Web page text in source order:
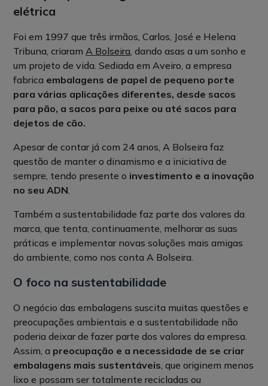
elétrica
Foi em 1997 que três irmãos, Carlos, José e Helena
Tribuna, criaramA Bolseira, dando asas a um sonho e
um projeto de vida. Sediada em Aveiro, a empresa
fabrica embalagens de papel de pequeno porte
para várias aplicações diferentes, desde sacos
para pão, a sacos para peixe ou até sacos para
dejetos de cão.
Apesar de contar já com 24 anos, A Bolseira faz
questão de manter o dinamismo e a iniciativa de
sempre, tendo presente o investimento e a inovação
no seu ADN.
Também a sustentabilidade faz parte dos valores da
marca, que tenta, continuamente, melhorar as suas
práticas e implementar novas soluções mais amigas
do ambiente, como nos conta A Bolseira.
O foco na sustentabilidade
O negócio das embalagens suscita muitas questões e
preocupações ambientais e a sustentabilidade não
poderia deixar de fazer parte dos valores da empresa.
Assim, a preocupação e a necessidade de se criar
embalagens mais sustentáveis, que originem menos
lixo e possam ser totalmente recicladas ou